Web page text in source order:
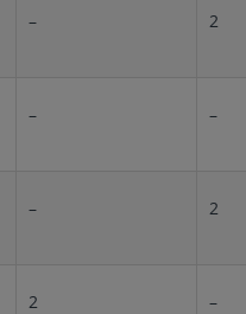
– 2
– –
– 2
2 –